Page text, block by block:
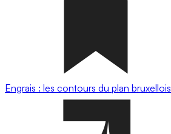
Engrais : les contours du plan bruxellois